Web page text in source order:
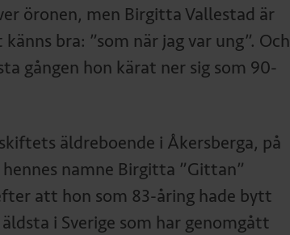
öronen, men Birgitta Vallestad är
bra: ”som när jag var ung”. Och
gången hon kärat ner sig som 90-
äldreboende i Åkersberga, på
namne Birgitta ”Gittan”
att hon som 83-åring hade bytt
i Sverige som har genomgått